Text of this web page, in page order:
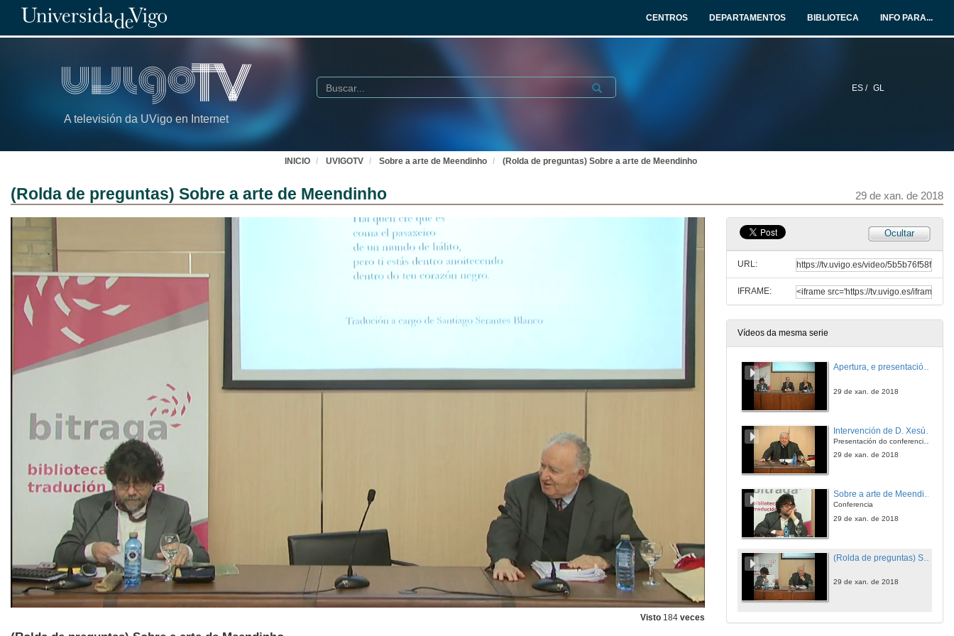
CENTROS DEPARTAMENTOS BIBLIOTECA INFO PARA...
A televisión da UVigo en Internet
ES / GL
Buscar Submit
INICIO UVIGOTV Sobre a arte de Meendinho (Rolda de preguntas) Sobre a arte de Meendinho
(Rolda de preguntas) Sobre a arte de Meendinho 29 de xan. de 2018
Visto 184 veces
Ocultar
URL:
IFRAME:
Vídeos da mesma serie
Apertura, e presentación dos conferenciantes: D. xesús Alonso Montero y D. Giovanni Borreiro
29 de xan. de 2018
Presentación do conferenciante D. Giovanni Borreiro
29 de xan. de 2018
Sobre a arte de Meendinho
Conferencia
29 de xan. de 2018
29 de xan. de 2018